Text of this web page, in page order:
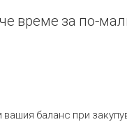
време за по-
баланс при